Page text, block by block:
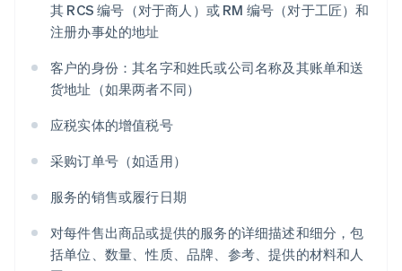
其 RCS 编号（对于商人）或 RM 编号（对于工匠）和
注册办事处的地址
客户的身份：其名字和姓氏或公司名称及其账单和送
货地址（如果两者不同）
应税实体的增值税号
采购订单号（如适用）
服务的销售或履行日期
对每件售出商品或提供的服务的详细描述和细分，包
括单位、数量、性质、品牌、参考、提供的材料和人